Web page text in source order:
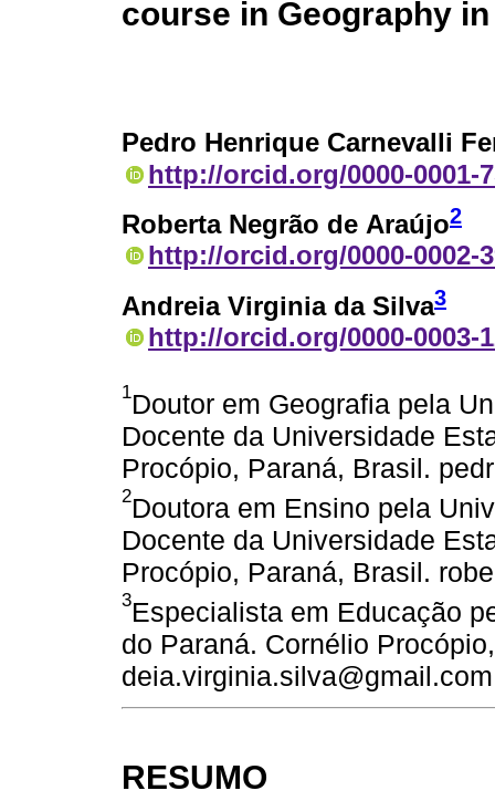
course in Geography
Pedro Henrique Carnevalli
http://orcid.org/0000-0001-
Roberta Negrão de Araújo2
http://orcid.org/0000-0002-
Andreia Virginia da Silva3
http://orcid.org/0000-0003-
1Doutor em Geografia pela
Docente da Universidade
Procópio, Paraná, Brasil.
2Doutora em Ensino pela
Docente da Universidade
Procópio, Paraná, Brasil.
3Especialista em Educação
do Paraná. Cornélio
RESUMO